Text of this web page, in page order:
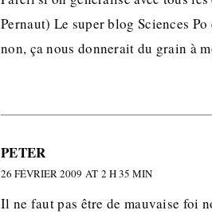
Pernaut) Le super blog Sciences
non, ça nous donnerait du grain à
PETER
26 FÉVRIER 2009 AT 2 H 35 MIN
Il ne faut pas être de mauvaise foi